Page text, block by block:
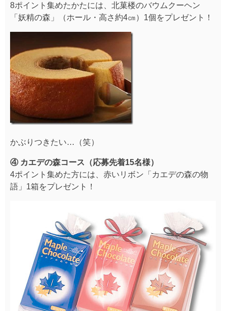
8ポイント集めたかたには、北菓楼のバウムクーヘン
「妖精の森」（ホール・高さ約4㎝）1個をプレゼント！
かぶりつきたい…（笑）
④ カエデの森コース（応募先着15名様）
4ポイント集めた方には、赤いリボン「カエデの森の物
語」1箱をプレゼント！